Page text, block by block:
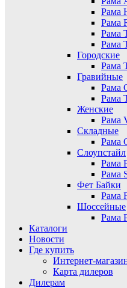
Рама
Рама
Рама
Рама
Городские
Рама
Гравийные
Рама
Рама
Женские
Рама
Складные
Рама
Слоупстайл
Рама
Рама
Фет Байки
Рама
Шоссейные
Рама
Каталоги
Новости
Где купить
Интернет-
Карта дилеров
Дилерам